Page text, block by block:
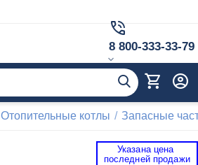
8 800-333-33-79
Отопительные котлы / Запасные
Указана цена
последней продажи